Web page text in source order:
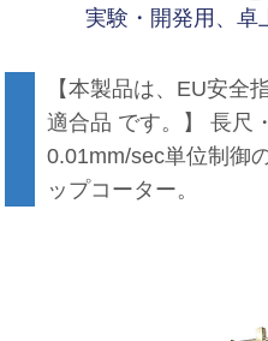
実験・開発用、卓
【本製品は、EU安全
適合品 です。】 長尺
0.01mm/sec単位制御
ップコーター。